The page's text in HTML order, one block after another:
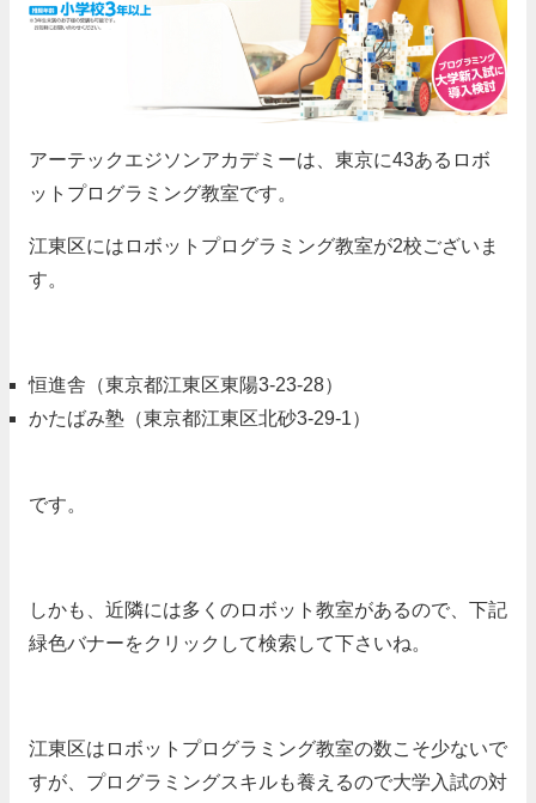
アーテックエジソンアカデミーは、東京に43あるロボ
ットプログラミング教室です。
江東区にはロボットプログラミング教室が2校ございま
す。
恒進舎（東京都江東区東陽3-23-28）
かたばみ塾（東京都江東区北砂3-29-1 ）
です。
しかも、近隣には多くのロボット教室があるので、下記
緑色バナーをクリックして検索して下さいね。
江東区はロボットプログラミング教室の数こそ少ないで
すが、プログラミングスキルも養えるので大学入試の対